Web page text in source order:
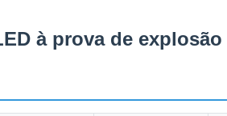
à prova de